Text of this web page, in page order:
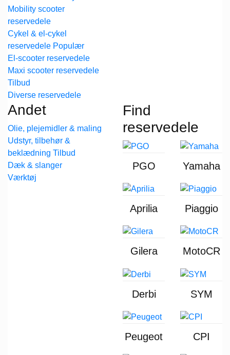
Mobility scooter
reservedele
Cykel & el-cykel
reservedele
El-scooter reservedele
Maxi scooter reservedele
Diverse reservedele
Andet
Olie, plejemidler & maling
Udstyr, tilbehør &
beklædning
Dæk & slanger
Værktøj
Find
reservedele
PGO Yamaha
Aprilia Piaggio
Gilera MotoCR
Derbi SYM
Peugeot CPI